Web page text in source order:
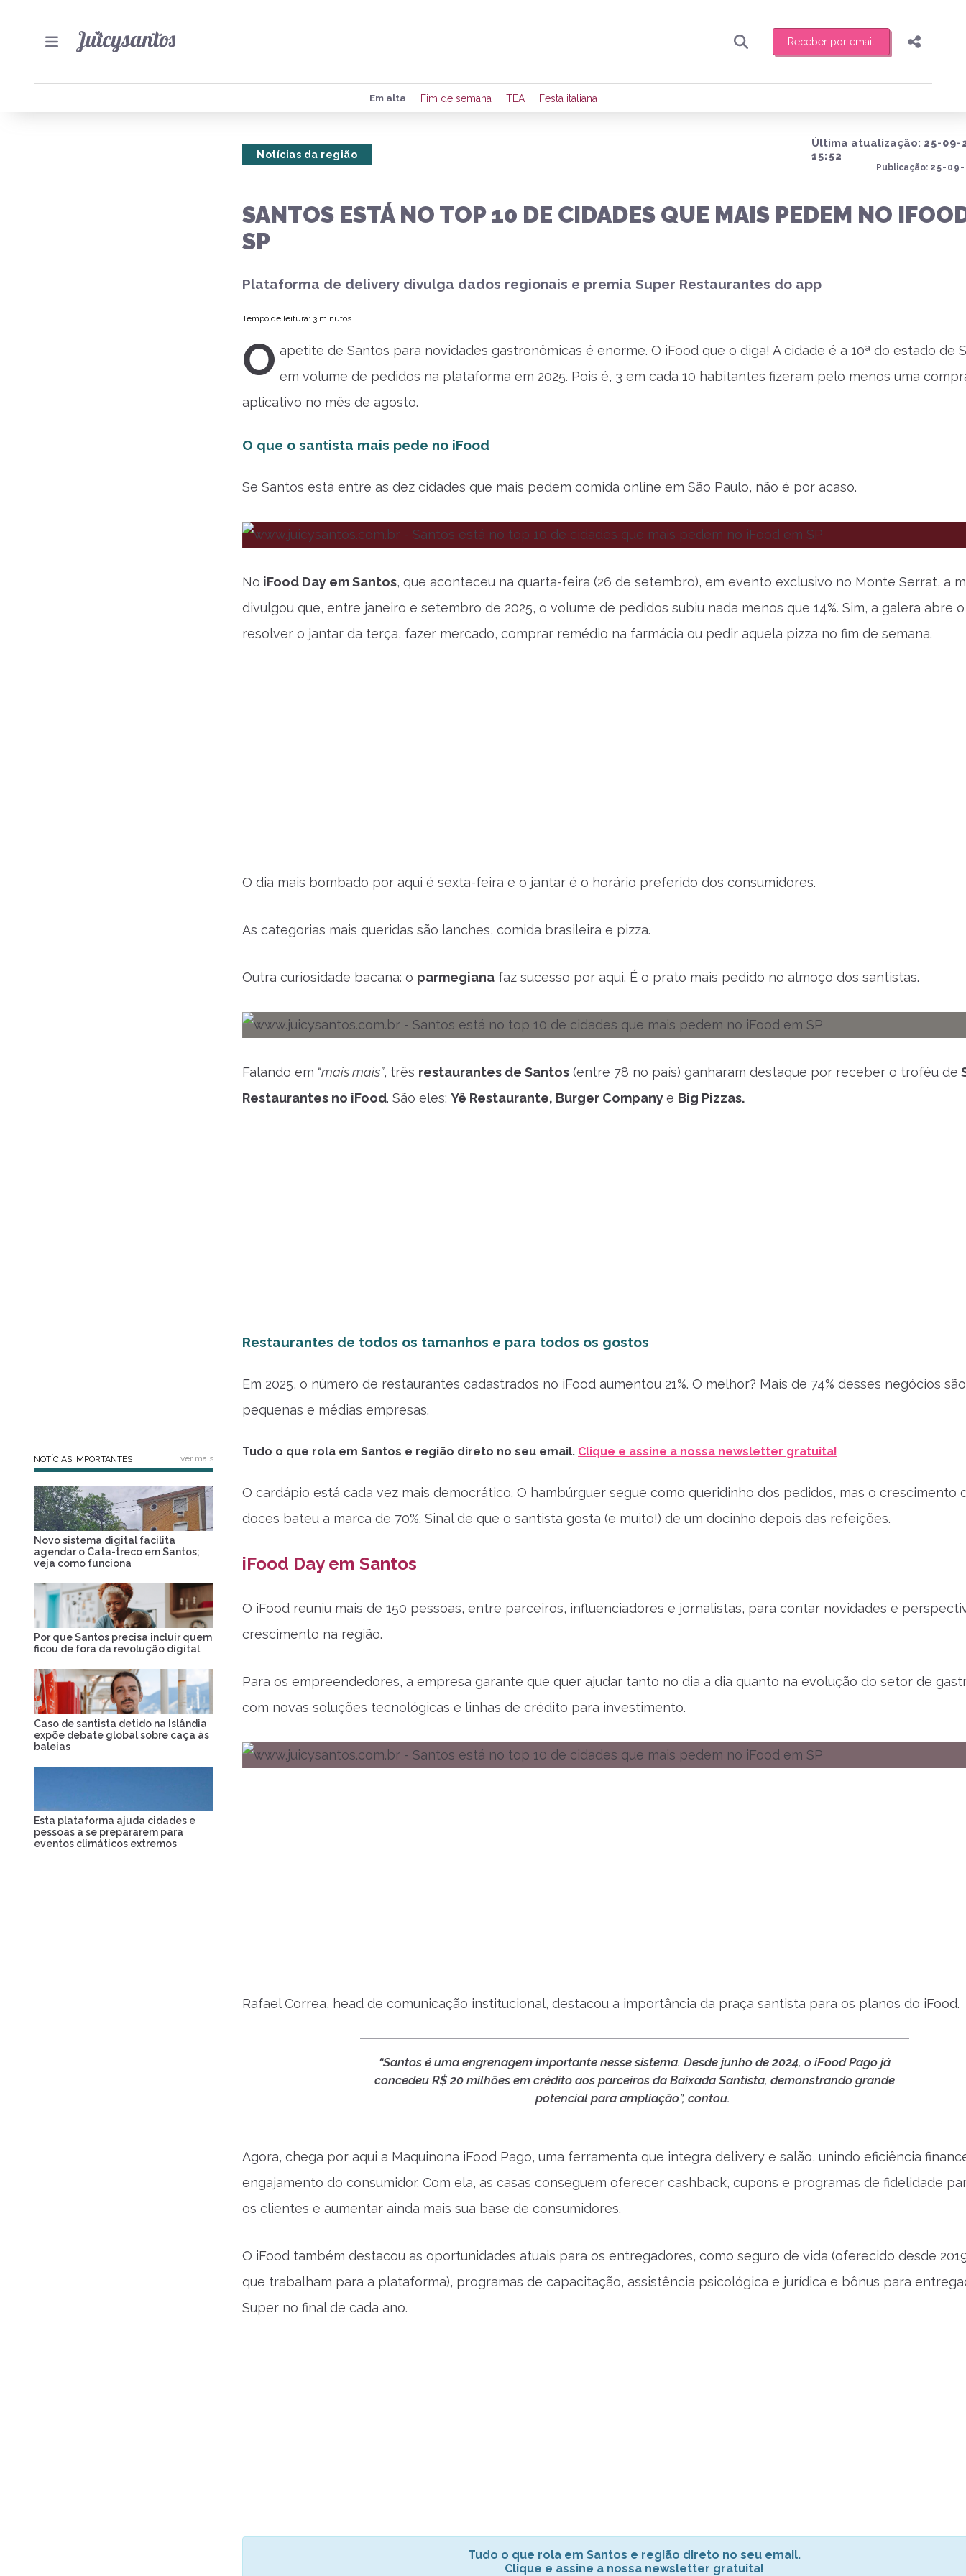
Receber por email
Preencha seus dados para receber toda sexta-feira de manhã o resumo
de eventos e notícias da região.
Compartilhar
Enviar por Whatsapp
Publicar no X
Em alta Fim de semana TEA Festa italiana
Última atualização: 25-09-
15:52
Publicação: 25-09-
Notícias da região
SANTOS ESTÁ NO TOP 10 DE CIDADES QUE MAIS PEDEM NO
SP
Plataforma de delivery divulga dados regionais e premia Super Restaurantes do app
Tempo de leitura: 3 minutos
O apetite de Santos para novidades gastronômicas é enorme. O iFood que o diga! A cidade é a 10ª do estado de
em volume de pedidos na plataforma em 2025. Pois é, 3 em cada 10 habitantes fizeram pelo menos uma
aplicativo no mês de agosto.
O que o santista mais pede no iFood
Se Santos está entre as dez cidades que mais pedem comida online em São Paulo, não é por acaso.
No iFood Day em Santos, que aconteceu na quarta-feira (26 de setembro), em evento exclusivo no Monte Serrat, a
divulgou que, entre janeiro e setembro de 2025, o volume de pedidos subiu nada menos que 14%. Sim, a galera abre
resolver o jantar da terça, fazer mercado, comprar remédio na farmácia ou pedir aquela pizza no fim de semana.
O dia mais bombado por aqui é sexta-feira e o jantar é o horário preferido dos consumidores.
As categorias mais queridas são lanches, comida brasileira e pizza.
Outra curiosidade bacana: o parmegiana faz sucesso por aqui. É o prato mais pedido no almoço dos santistas.
Falando em “mais mais”, três restaurantes de Santos (entre 78 no país) ganharam destaque por receber o troféu de
Restaurantes no iFood. São eles: Yê Restaurante, Burger Companye Big Pizzas.
Restaurantes de todos os tamanhos e para todos os gostos
Em 2025, o número de restaurantes cadastrados no iFood aumentou 21%. O melhor? Mais de 74% desses negócios
pequenas e médias empresas.
Tudo o que rola em Santos e região direto no seu email. Clique e assine a nossa newsletter gratuita!
O cardápio está cada vez mais democrático. O hambúrguer segue como queridinho dos pedidos, mas o crescimento
doces bateu a marca de 70%. Sinal de que o santista gosta (e muito!) de um docinho depois das refeições.
iFood Day em Santos
O iFood reuniu mais de 150 pessoas, entre parceiros, influenciadores e jornalistas, para contar novidades e
crescimento na região.
Para os empreendedores, a empresa garante que quer ajudar tanto no dia a dia quanto na evolução do setor de
com novas soluções tecnológicas e linhas de crédito para investimento.
Rafael Correa, head de comunicação institucional, destacou a importância da praça santista para os planos do iFood.
“Santos é uma engrenagem importante nesse sistema. Desde junho de 2024, o iFood Pago já
concedeu R$ 20 milhões em crédito aos parceiros da Baixada Santista, demonstrando grande
potencial para ampliação”, contou.
Agora, chega por aqui a Maquinona iFood Pago, uma ferramenta que integra delivery e salão, unindo eficiência
engajamento do consumidor. Com ela, as casas conseguem oferecer cashback, cupons e programas de fidelidade
os clientes e aumentar ainda mais sua base de consumidores.
O iFood também destacou as oportunidades atuais para os entregadores, como seguro de vida (oferecido desde
que trabalham para a plataforma), programas de capacitação, assistência psicológica e jurídica e bônus para
Super no final de cada ano.
Tudo o que rola em Santos e região direto no seu email.
Clique e assine a nossa newsletter gratuita!
NOTÍCIAS IMPORTANTES ver mais
Novo sistema digital facilita
agendar o Cata-treco em Santos;
veja como funciona
Por que Santos precisa incluir quem
ficou de fora da revolução digital
Caso de santista detido na Islândia
expõe debate global sobre caça às
baleias
Esta plataforma ajuda cidades e
pessoas a se prepararem para
eventos climáticos extremos